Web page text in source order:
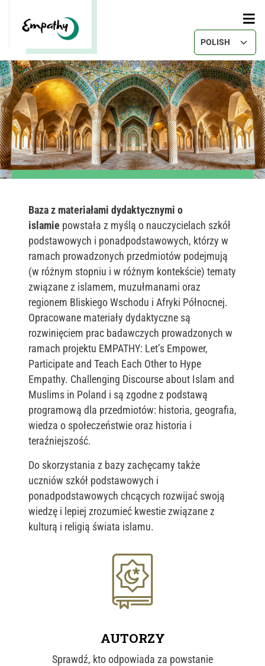
Select your
Baza z materiałami dydaktycznymi o
islamie powstała z myślą o nauczycielach szkół
podstawowych i ponadpodstawowych, którzy w
ramach prowadzonych przedmiotów podejmują
(w różnym stopniu i w różnym kontekście) tematy
związane z islamem, muzułmanami oraz
regionem Bliskiego Wschodu i Afryki Północnej.
Opracowane materiały dydaktyczne są
rozwinięciem prac badawczych prowadzonych w
ramach projektu EMPATHY: Let’s Empower,
Participate and Teach Each Other to Hype
Empathy. Challenging Discourse about Islam and
Muslims in Poland i są zgodne z podstawą
programową dla przedmiotów: historia, geografia,
wiedza o społeczeństwie oraz historia i
teraźniejszość.
Do skorzystania z bazy zachęcamy także
uczniów szkół podstawowych i
ponadpodstawowych chcących rozwijać swoją
wiedzę i lepiej zrozumieć kwestie związane z
kulturą i religią świata islamu.
AUTORZY
Sprawdź, kto odpowiada za powstanie